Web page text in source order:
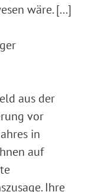
wäre. [...]
aus der
vor
in
auf
Ihre